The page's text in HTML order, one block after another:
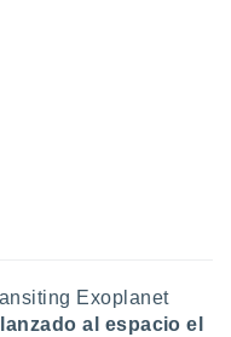
Exoplanet
al espacio el